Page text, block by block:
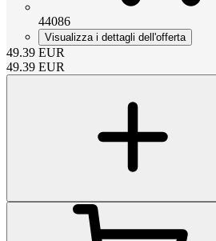
44086
Visualizza i dettagli dell'offerta
49.39 EUR
49.39 EUR